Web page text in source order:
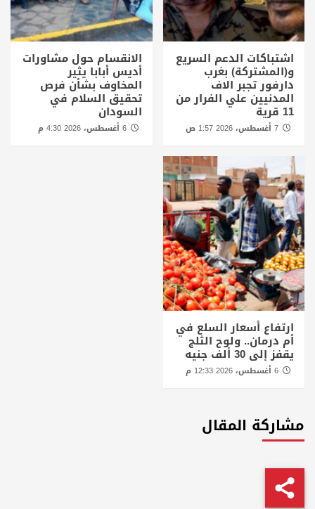
اشتباكات الدعم السريع
و(المشتركة) بغرب
دارفور تجبر الاف
المدنيين علي الفرار من
11 قرية
الانقسام حول مشاورات
أديس أبابا يثير
المخاوف بشأن فرص
تحقيق السلام في
السودان
6 أغسطس، 2026 4:30 م
ارتفاع أسعار السلع في
أم درمان.. ولوح الثلج
يقفز إلى 30 ألف جنيه
مشاركة المقال